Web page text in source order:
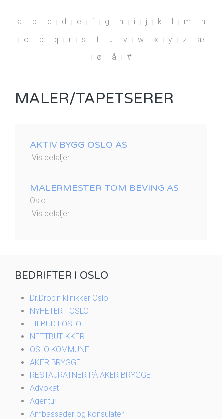
a b c d e f g h i j k l m
n
o
p q r s t u v w x y z
æ
ø
å #
MALER/TAPETSERER
AKTIV BYGG OSLO AS
Vis detaljer
MALERMESTER TOM BEVING AS
Oslo
Vis detaljer
BEDRIFTER I OSLO
Dr.Dropin klinikker Oslo
NYHETER I OSLO
TILBUD I OSLO
NETTBUTIKKER
OSLO KOMMUNE
AKER BRYGGE
RESTAURATNER PÅ AKER BRYGGE
Advokat
Agentur
Ambassader og konsulater